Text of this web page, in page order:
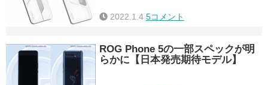
2022.1.4 5コメント
ROG Phone 5の一部スペックが明
らかに【日本発売期待モデル】